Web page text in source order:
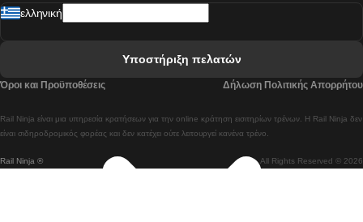
Λισαβόνα προς Λάγος Tρένο
Λισαβόνα προς Μαδρίτη Τρένα
Rail Ninja ® All Rights Reserved © 2026
Rail Ninja είναι μια υπηρεσία κρατήσεων για την online κράτηση εισιτηρίων τρένων. Η Rail Ninja δεν
είναι σιδηροδρομικός φορέας και δεν κατέχει ούτε λειτουργεί κανένα τρένο.
ελληνική
Υποστήριξη πελατών
Όροι και Προϋποθέσεις Δήλωση Πολιτικής Απορρήτου